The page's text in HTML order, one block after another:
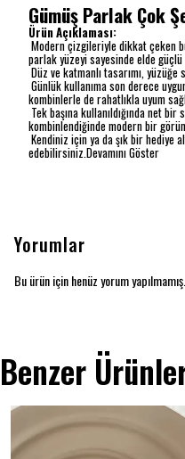
Gümüş Parlak Çok
Ürün Açıklaması:
Modern çizgileriyle dikkat çeken
parlak yüzeyi sayesinde elde
Düz ve katmanlı tasarımı,
Günlük kullanıma son derece
kombinlerle de rahatlıkla uyum
Tek başına kullanıldığında net
kombinlendiğinde modern bir
Kendiniz için ya da şık bir
edebilirsiniz.Devamını Göster
Yorumlar
Bu ürün için henüz yorum yapılmamış.
Benzer